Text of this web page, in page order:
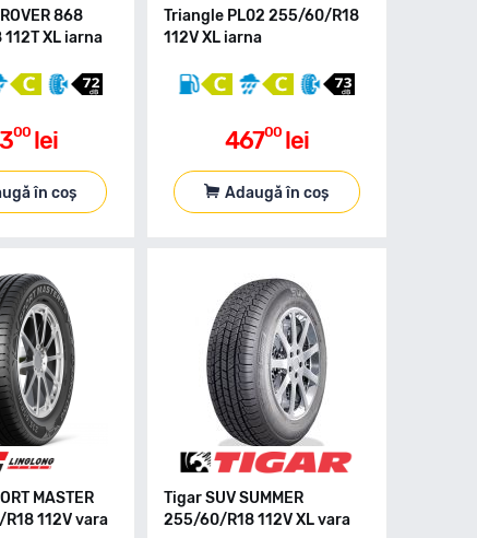
868
XL iarna
00 lei
în coș
Triangle PL02 255/60/R18
112V XL iarna
46700 lei
Adaugă în coș
MASTER
112V vara
Tigar SUV SUMMER
255/60/R18 112V XL vara